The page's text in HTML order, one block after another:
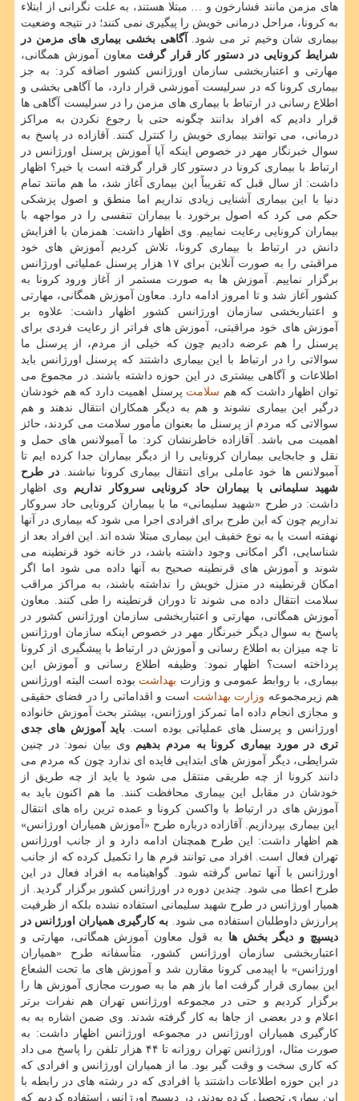
های مزمن مانند فشارخون و … مبتلا هستند، به علت نگرانی از ابتلاء
به کرونا، مراحل درمانی خویش را پیگیری نمی کنند؛ در نتیجه وضعیت
بیماری شان وخیم تر می شود. آگاهی بخشی بیماری های مزمن در
شرایط کرونایی در دستور کار قرار گرفت معاون آموزش همگانی،
مهارتی و اعتباربخشی سازمان اورژانس کشور اضافه کرد: به جز
بیماری کرونا که در سرلیست آموزشی قرار دارد، ما آگاهی بخشی و
اطلاع رسانی در ارتباط با بیماری های مزمن را در سرلیست آگاهی ها
قرار دادیم که افراد بدانند چگونه حتی با رجوع نکردن به مراکز
درمانی، می توانند بیماری خویش را کنترل کنند. آقازاده در پاسخ به
سوال خبرنگار مهر در خصوص اینکه آیا آموزش پرسنل اورژانس در
ارتباط با بیماری کرونا در دستور کار قرار گرفته است یا خیر؟ اظهار
داشت: از سال قبل که تقریباً این بیماری آغاز شد، ما هم مانند تمام
دنیا با این بیماری آشنایی زیادی نداریم اما منطق و اصول پزشکی
حکم می کرد که اصول برخورد با بیماران تنفسی را در مواجهه با
بیماران کرونایی رعایت نماییم. وی اظهار داشت: همزمان با افزایش
دانش در ارتباط با بیماری کرونا، تلاش کردیم آموزش های خود
مراقبتی را به صورت آنلاین برای ۱۷ هزار پرسنل عملیاتی اورژانس
برگزار نماییم. آموزش ها به صورت مستمر از آغاز ورود کرونا به
کشور آغاز شد و تا امروز ادامه دارد. معاون آموزش همگانی، مهارتی
و اعتباربخشی سازمان اورژانس کشور اظهار داشت: علاوه بر
آموزش های خود مراقبتی، آموزش های فراتر از رعایت فردی برای
پرسنل را هم عرضه دادیم چون که خیلی از مردم، از پرسنل ما
سوالاتی را در ارتباط با این بیماری داشتند که پرسنل اورژانس باید
اطلاعات و آگاهی بیشتری در این حوزه داشته باشند. در مجموع می
توان اظهار داشت که هم سلامت پرسنل اهمیت دارد که هم خودشان
درگیر این بیماری نشوند و هم به دیگر همکاران انتقال ندهند و هم
سوالاتی که مردم از پرسنل ما بعنوان مأمور سلامت می کردند، حائز
اهمیت می باشد. آقازاده خاطرنشان کرد: ما آمبولانس های حمل و
نقل و جابجایی بیماران کرونایی را از دیگر بیماران جدا کرده ایم تا
آمبولانس ها خود عاملی برای انتقال بیماری کرونا نباشند.در طرح
شهید سلیمانی با بیماران حاد کرونایی سروکار نداریم وی اظهار
داشت: در طرح «شهید سلیمانی» ما با بیماران کرونایی حاد سروکار
نداریم چون که این طرح برای افرادی اجرا می شود که بیماری در آنها
نهفته است یا به نوع خفیف این بیماری مبتلا شده اند. این افراد بعد از
شناسایی، اگر امکانی وجود داشته باشد، در خانه خود قرنطینه می
شوند و آموزش های قرنطینه صحیح به آنها داده می شود اما اگر
امکان قرنطینه در منزل خویش را نداشته باشند، به مراکز مراقب
سلامت انتقال داده می شوند تا دوران قرنطینه را طی کنند. معاون
آموزش همگانی، مهارتی و اعتباربخشی سازمان اورژانس کشور در
پاسخ به سوال دیگر خبرنگار مهر در خصوص اینکه سازمان اورژانس
تا چه میزان به اطلاع رسانی و آموزش در ارتباط با پیشگیری از کرونا
پرداخته است؟ اظهار نمود: وظیفه اطلاع رسانی و آموزش این
بیماری، با روابط عمومی و وزارت بهداشت بوده است البته اورژانس
هم زیرمجموعه وزارت بهداشت است و اقداماتی را در فضای حقیقی
و مجازی انجام داده اما تمرکز اورژانس، بیشتر بحث آموزش خانواده
اورژانس و پرسنل های عملیاتی بوده است.باید آموزش های جدی
تری در مورد بیماری کرونا به مردم بدهیم وی بیان نمود: در چنین
شرایطی، دیگر آموزش های ابتدایی فایده ای ندارد چون که مردم می
دانند کرونا از چه طریقی منتقل می شود یا باید از چه طریق از
خودشان در مقابل این بیماری محافظت کنند. ما هم اکنون باید به
آموزش های در ارتباط با واکسن کرونا و عمده ترین راه های انتقال
این بیماری بپردازیم. آقازاده درباره طرح «آموزش همیاران اورژانس»
هم اظهار داشت: این طرح همچنان ادامه دارد و از جانب اورژانس
تهران فعال است. افراد می توانند فرم ها را تکمیل کرده که از جانب
اورژانس با آنها تماس گرفته شود. گواهینامه به افراد فعال در این
طرح اعطا می شود. چندین دوره در اورژانس کشور برگزار گردید. از
همیار اورژانس در طرح شهید سلیمانی استفاده نشده بلکه از ظرفیت
پرارزش داوطلبان استفاده می شود. به کارگیری همیاران اورژانس در
دیسپچ و دیگر بخش ها به قول معاون آموزش همگانی، مهارتی و
اعتباربخشی سازمان اورژانس کشور، متأسفانه طرح «همیاران
اورژانس» با اپیدمی کرونا مقارن شد و آموزش های ما تحت الشعاع
این بیماری قرار گرفت اما باز هم ما به صورت مجازی آموزش ها را
برگزار کردیم و حتی در مجموعه اورژانس تهران هم نفرات برتر
اعلام و در بعضی از جاها به کار گرفته شدند. وی ضمن اشاره به به
کارگیری همیاران اورژانس در مجموعه اورژانس اظهار داشت: به
صورت مثال، اورژانس تهران روزانه تا ۴۴ هزار تلفن را پاسخ می داد
که کاری سخت و وقت گیر بود. ما از همیاران اورژانس و افرادی که
در این حوزه اطلاعات داشتند یا افرادی که در رشته های در رابطه با
این بیماری تحصیل کرده بودند، در دیسپچ اورژانس استفاده کردیم که